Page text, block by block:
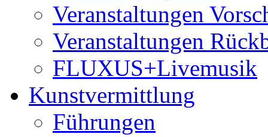
Veranstaltungen
Veranstaltungen
FLUXUS+Livemusik
Kunstvermittlung
Führungen